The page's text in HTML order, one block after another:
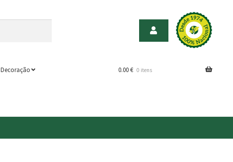
Decoração 0.00€ 0 itens